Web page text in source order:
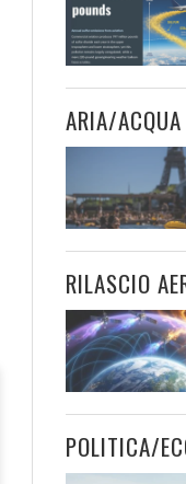
ARIA/ACQUA
RILASCIO
POLITICA/